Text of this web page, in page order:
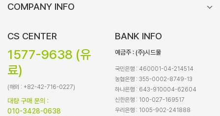
COMPANY INFO
CS CENTER
1577-9638 (유
료)
(해외 : +82-42-716-0227)
대량 구매 문의 :
010-3428-0638
BANK INFO
예금주 : (주)시드물
국민은행 : 460001-04-214514
농협은행 : 355-0002-8749-13
하나은행 : 643-910004-62604
신한은행 : 100-027-169517
우리은행 : 1005-902-241888